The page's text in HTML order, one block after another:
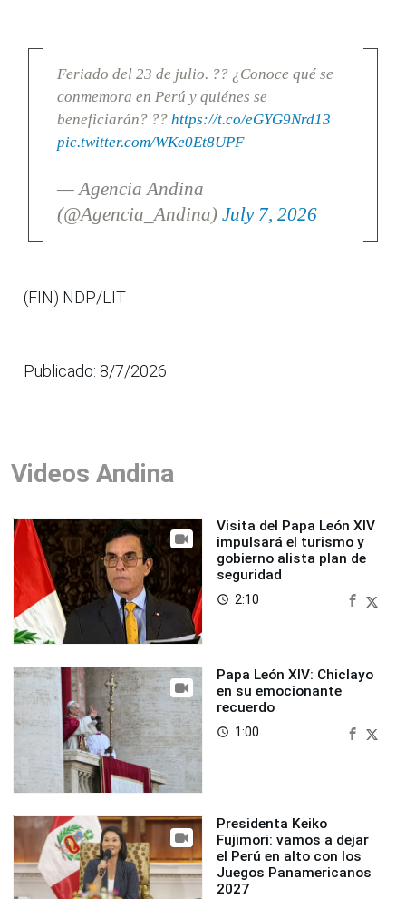
Feriado del 23 de julio. ?? ¿Conoce qué se
conmemora en Perú y quiénes se
beneficiarán? ?? https://t.co/eGYG9Nrd13
pic.twitter.com/WKe0Et8UPF
— Agencia Andina
(@Agencia_Andina) July 7, 2026
(FIN) NDP/LIT
Publicado: 8/7/2026
Videos Andina
Visita del Papa León XIV
impulsará el turismo y
gobierno alista plan de
seguridad
access_time 2:10
Papa León XIV: Chiclayo
en su emocionante
recuerdo
access_time 1:00
Presidenta Keiko
Fujimori: vamos a dejar
el Perú en alto con los
Juegos Panamericanos
2027